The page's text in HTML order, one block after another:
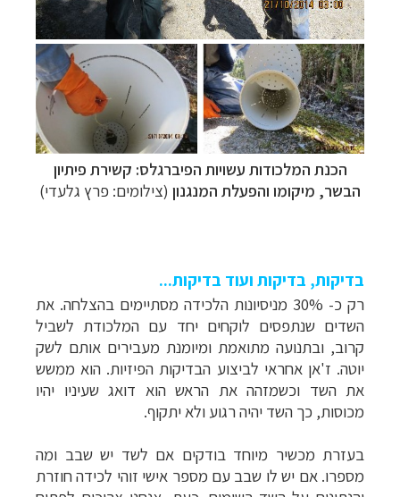
הכנת המלכודות עשויות הפיברגלס: קשירת פיתיון
הבשר, מיקומו והפעלת המנגנון (צילומים: פרץ גלעדי)
בדיקות, בדיקות ועוד בדיקות...
רק כ- 30% מניסיונות הלכידה מסתיימים בהצלחה. את
השדים שנתפסים לוקחים יחד עם המלכודת לשביל
קרוב, ובתנועה מתואמת ומיומנת מעבירים אותם לשק
יוטה. ז'אן אחראי לביצוע הבדיקות הפיזיות. הוא ממשש
את השד וכשמזהה את הראש הוא דואג שעיניו יהיו
מכוסות, כך השד יהיה רגוע ולא יתקוף.
בעזרת מכשיר מיוחד בודקים אם לשד יש שבב ומה
מספרו. אם יש לו שבב עם מספר אישי זוהי לכידה חוזרת
תכנוןטיולים לאוסטרליה וניו זילנדלחצו לפרטים »
תכנוןטיולים למזרח הרחוקלחצו לרשימת היעדים »
תכנוןטיולים לפולינזיה הצרפתיתלחצו לפרטים »